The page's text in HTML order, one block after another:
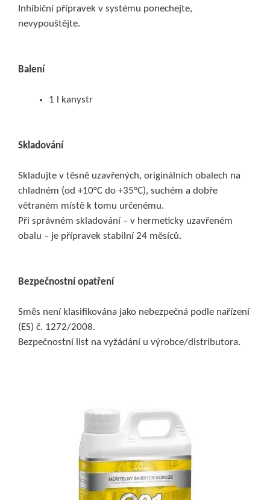
Inhibiční přípravek v systému ponechejte,
nevypouštějte.
Balení
1 l kanystr
Skladování
Skladujte v těsně uzavřených, originálních obalech na
chladném (od +10°C do +35°C), suchém a dobře
větraném místě k tomu určenému.
Při správném skladování – v hermeticky uzavřeném
obalu – je přípravek stabilní 24 měsíců.
Bezpečnostní opatření
Směs není klasifikována jako nebezpečná podle nařízení
(ES) č. 1272/2008.
Bezpečnostní list na vyžádání u výrobce/distributora.